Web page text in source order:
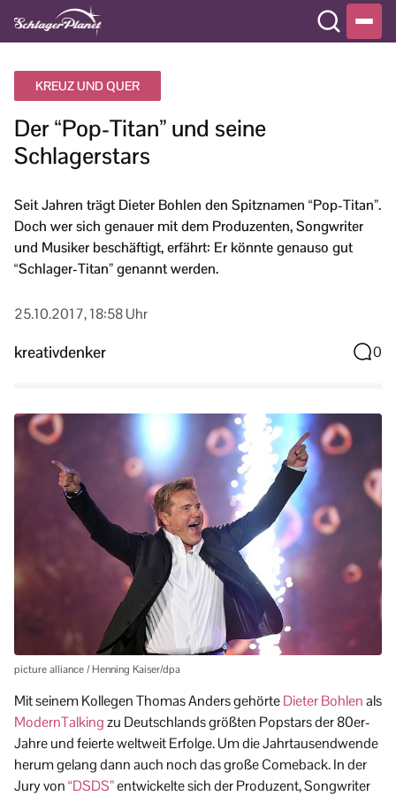
KREUZ UND QUER
Der “Pop-Titan” und seine
Schlagerstars
Seit Jahren trägt Dieter Bohlen den Spitznamen “Pop-Titan”.
Doch wer sich genauer mit dem Produzenten, Songwriter
und Musiker beschäftigt, erfährt: Er könnte genauso gut
“Schlager-Titan” genannt werden.
25.10.2017, 18:58 Uhr
kreativdenker 0
picture alliance / Henning Kaiser/dpa
Mit seinem Kollegen Thomas Anders gehörteDieter Bohlenals
ModernTalkingzu Deutschlands größten Popstars der 80er-
Jahre und feierte weltweit Erfolge. Um die Jahrtausendwende
herum gelang dann auch noch das große Comeback. In der
Jury von“DSDS”entwickelte sich der Produzent, Songwriter